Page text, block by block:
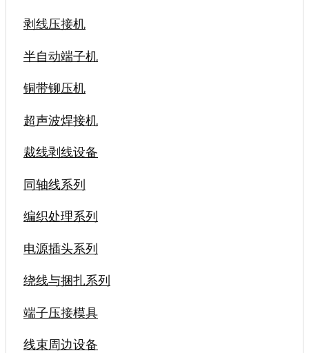
剥线压接机
半自动端子机
铜带铆压机
超声波焊接机
裁线剥线设备
同轴线系列
编织处理系列
电源插头系列
绕线与捆扎系列
端子压接模具
线束周边设备